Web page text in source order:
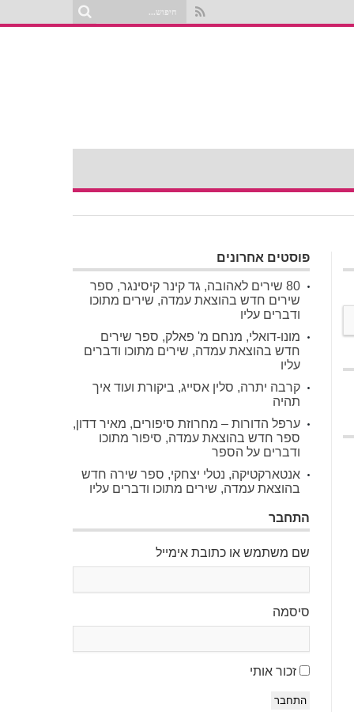
פוסטים אחרונים
80 שירים לאהובה, גד קינר קיסינגר, ספר
שירים חדש בהוצאת עמדה, שירים מתוכו
ודברים עליו
מונו-דואלי, מנחם מ' פאלק, ספר שירים
חדש בהוצאת עמדה, שירים מתוכו ודברים
עליו
קרבה יתרה, סלין אסייג, ביקורת ועוד איך
תהיה
ערפל הדורות – מחרוזת סיפורים, מאיר דדון,
ספר חדש בהוצאת עמדה, סיפור מתוכו
ודברים על הספר
אנטארקטיקה, נטלי יצחקי, ספר שירה חדש
בהוצאת עמדה, שירים מתוכו ודברים עליו
התחבר
שם משתמש או כתובת אימייל
סיסמה
זכור אותי
התחבר